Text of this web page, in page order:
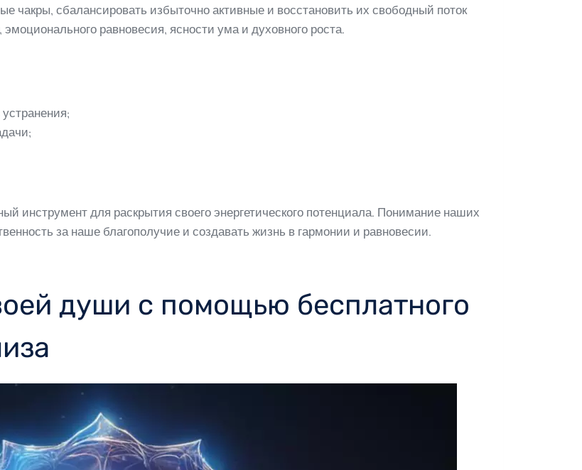
чакры, сбалансировать избыточно активные и восстановить их свободный поток
равновесия, ясности ума и духовного роста.
инструмент для раскрытия своего энергетического потенциала. Понимание наших
за наше благополучие и создавать жизнь в гармонии и равновесии.
души с помощью бесплатного